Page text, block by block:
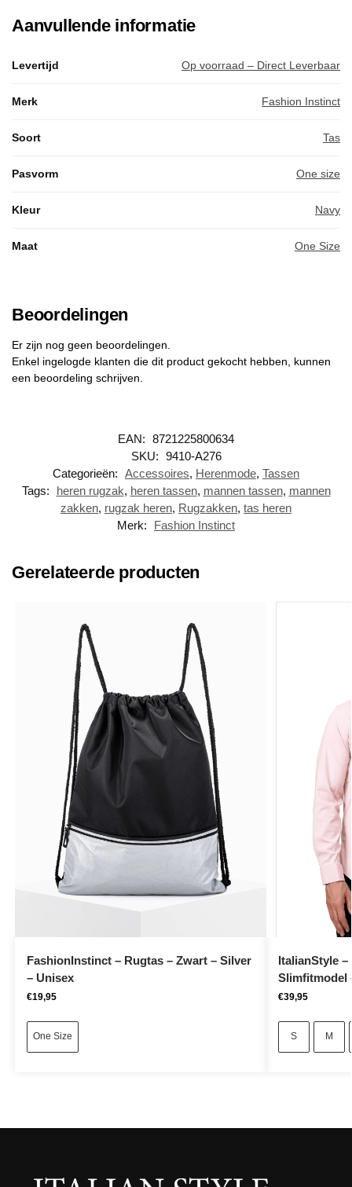
Aanvullende informatie
Levertijd Op voorraad – Direct Leverbaar
Merk Fashion Instinct
Soort Tas
Pasvorm One size
Kleur Navy
Maat One Size
Beoordelingen
Er zijn nog geen beoordelingen.
Enkel ingelogde klanten die dit product gekocht hebben, kunnen
een beoordeling schrijven.
EAN: 8721225800634
SKU: 9410-A276
Categorieën: Accessoires, Herenmode, Tassen
Tags:
heren rugzak, heren tassen, mannen tassen, mannen
zakken, rugzak heren, Rugzakken, tas heren
Merk:
Fashion Instinct
Gerelateerde producten
FashionInstinct – Rugtas – Zwart – Silver
– Unisex
€19,95
One Size
ItalianStyle –
Slimfitmodel
€39,95
S M